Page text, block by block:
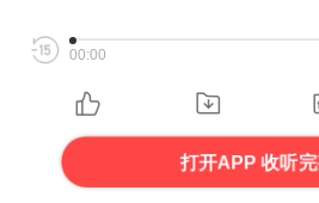
00:00
打开APP 收听